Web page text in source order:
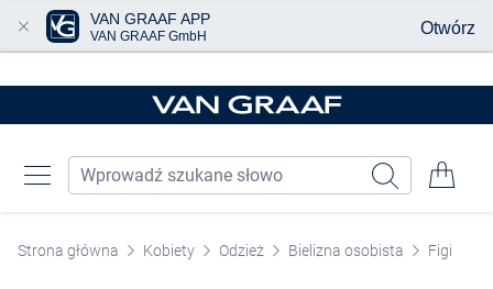
Strona główna Kobiety Odzież Bielizna osobista Figi
VAN GRAAF APP
VAN GRAAF GmbH Otwórz